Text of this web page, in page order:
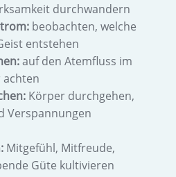
durchwandern
beobachten, welche
entstehen
auf den Atemfluss im
achten
Körper durchgehen,
Verspannungen
Mitgefühl, Mitfreude,
Güte kultivieren